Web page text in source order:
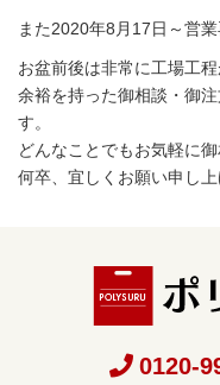
また2020年8月17日～営
お盆前後は非常に工場工程
余裕を持った御相談・御
す。
どんなことでもお気軽に
何卒、宜しくお願い申し上
0120-